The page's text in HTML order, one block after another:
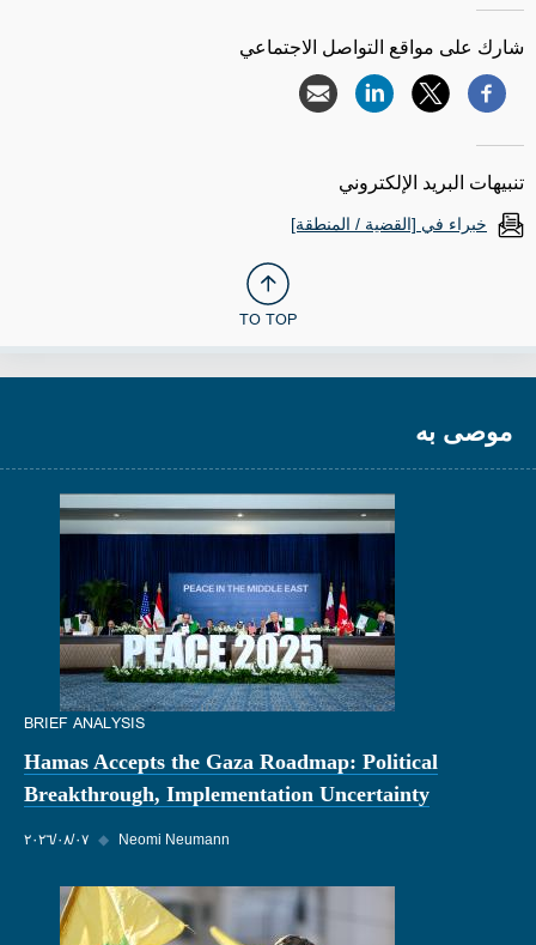
شارك على مواقع التواصل الاجتماعي
تنبيهات البريد الإلكتروني
خبراء في [القضية / المنطقة]
TO TOP
موصى به
BRIEF ANALYSIS
Hamas Accepts the Gaza Roadmap: Political
Breakthrough, Implementation Uncertainty
٠٧‏/٠٨‏/٢٠٢٦ ◆ Neomi Neumann